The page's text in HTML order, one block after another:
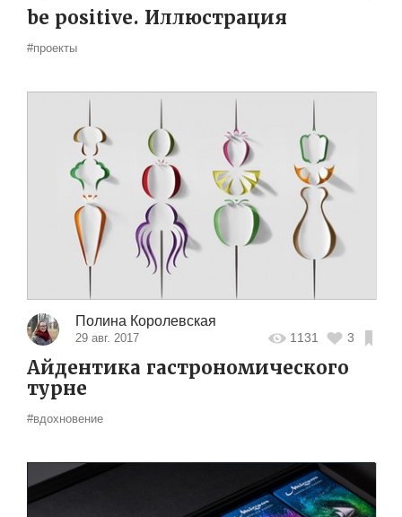
be positive. Иллюстрация
#проекты
Полина Королевская
29 авг. 2017 1131 3
Айдентика гастрономического
турне
#вдохновение